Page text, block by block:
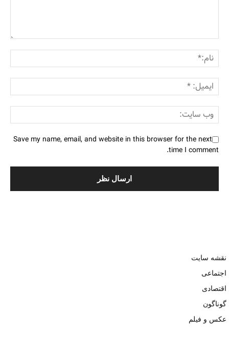
Save my name, email, and website in this browser for the next
time I comment.
نقشه سایت
اجتماعی
اقتصادی
گوناگون
عکس و فیلم